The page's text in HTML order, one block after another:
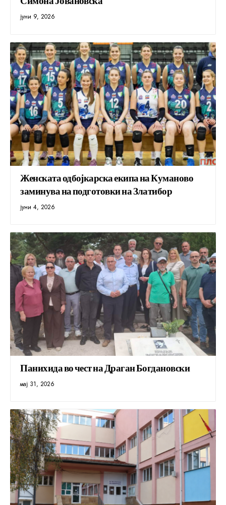
јуни 9, 2026
Женската одбојкарска екипа на Куманово
заминува на подготовки на Златибор
јуни 4, 2026
Панихида во чест на Драган Богдановски
мај 31, 2026